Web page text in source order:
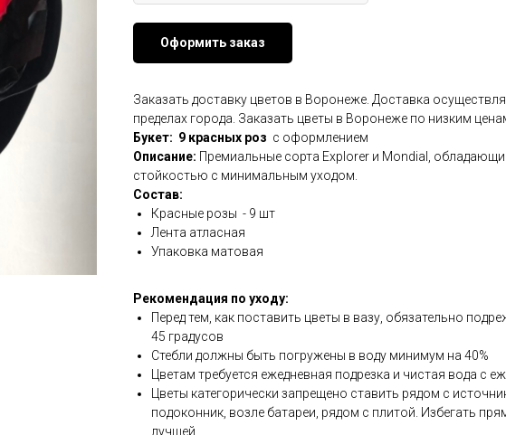
Оформить заказ
Заказать доставку цветов в Воронеже. Доставка
пределах города. Заказать цветы в Воронеже по низким
Букет: 9 красных роз с оформлением
Описание: Премиальные сорта Explorer и Mondial,
стойкостью с минимальным уходом.
Состав:
Красные розы - 9 шт
Лента атласная
Упаковка матовая
Рекомендация по уходу:
Перед тем, как поставить цветы в вазу, обязательно
45 градусов
Стебли должны быть погружены в воду минимум на 40%
Цветам требуется ежедневная подрезка и чистая вода с
Цветы категорически запрещено ставить рядом с
подоконник, возле батареи, рядом с плитой. Избегать
лучшей